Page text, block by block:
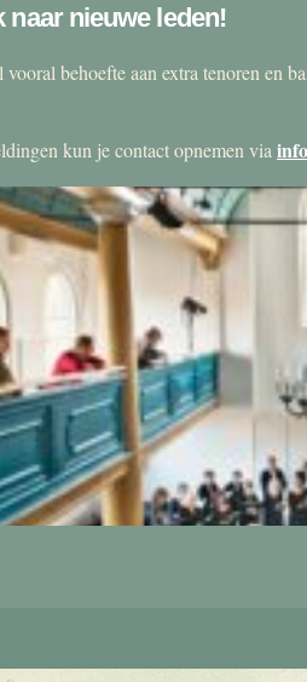
naar nieuwe leden!
behoefte aan extra tenoren en
kun je contact opnemen via